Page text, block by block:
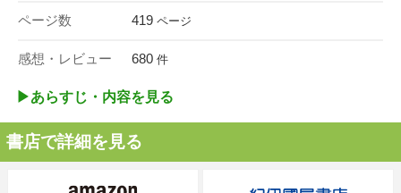
ページ数 419 ページ
感想・レビュー 680 件
▶︎あらすじ・内容を見る
書店で詳細を見る